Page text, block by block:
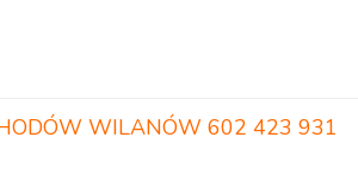
WILANÓW 602 423 931